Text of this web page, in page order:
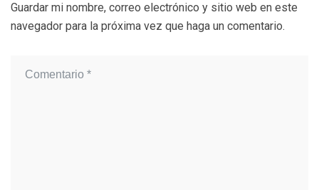
Guardar mi nombre, correo electrónico y sitio web en este
navegador para la próxima vez que haga un comentario.